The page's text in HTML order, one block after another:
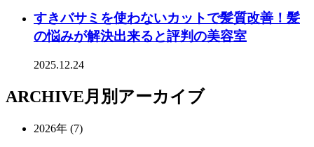
すきバサミを使わないカットで髪質改善！髪
の悩みが解決出来ると評判の美容室
2025.12.24
ARCHIVE月別アーカイブ
2026年 (7)